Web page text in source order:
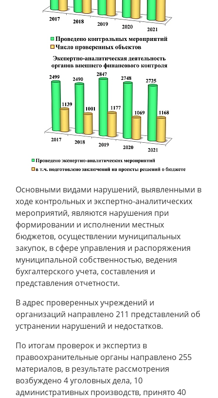
Основными видами нарушений, выявленными в
ходе контрольных и экспертно-аналитических
мероприятий, являются нарушения при
формировании и исполнении местных
бюджетов, осуществлении муниципальных
закупок, в сфере управления и распоряжения
муниципальной собственностью, ведения
бухгалтерского учета, составления и
представления отчетности.
В адрес проверенных учреждений и
организаций направлено 211 представлений об
устранении нарушений и недостатков.
По итогам проверок и экспертиз в
правоохранительные органы направлено 255
материалов, в результате рассмотрения
возбуждено 4 уголовных дела, 10
административных производств, принято 40